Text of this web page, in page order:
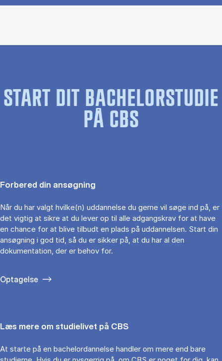
START DIT BACHELORSTUDIE
PÅ CBS
Forbered din ansøgning
Når du har valgt hvilke(n) uddannelse du gerne vil søge ind på, er
det vigtig at sikre at du lever op til alle adgangskrav for at have
en chance for at blive tilbudt en plads på uddannelsen. Start din
ansøgning i god tid, så du er sikker på, at du har al den
dokumentation, der er behov for.
Optagelse
Læs mere om studielivet på CBS
At starte på en bachelordannelse handler om mere end bare